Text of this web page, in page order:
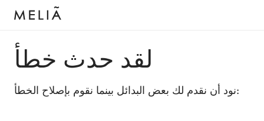
لقد حدث خطأ
نود أن نقدم لك بعض البدائل بينما نقوم بإصلاح الخطأ: